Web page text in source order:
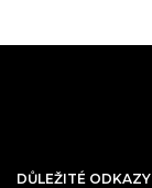
DŮLEŽITÉ ODKAZY